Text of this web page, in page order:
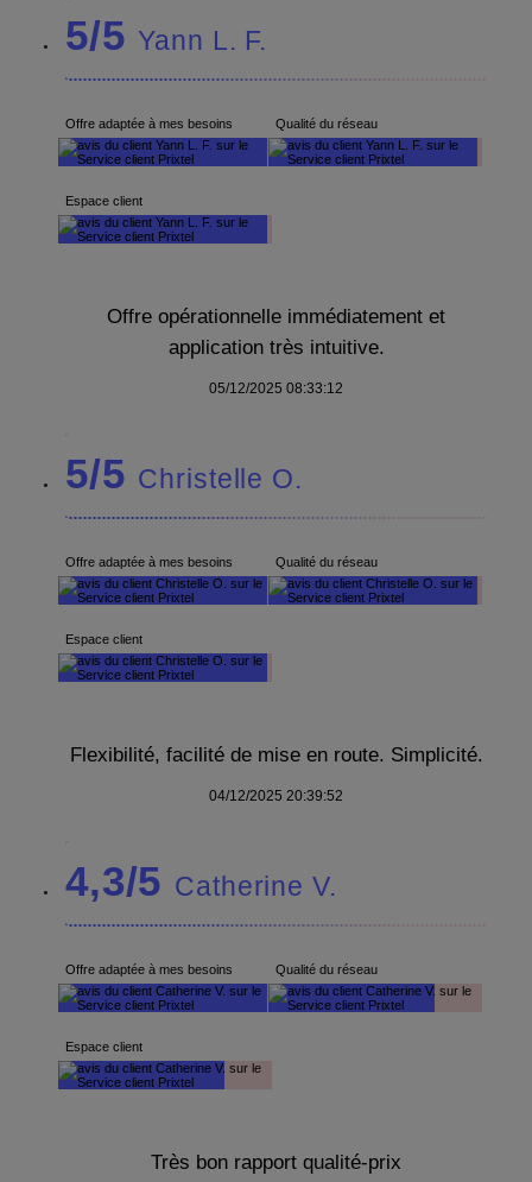
5/5 Yann L. F.
Offre adaptée à mes besoins Qualité du réseau
Espace client
Offre opérationnelle immédiatement et
application très intuitive.
05/12/2025 08:33:12
5/5 Christelle O.
Offre adaptée à mes besoins Qualité du réseau
Espace client
Flexibilité, facilité de mise en route. Simplicité.
04/12/2025 20:39:52
4,3/5 Catherine V.
Offre adaptée à mes besoins Qualité du réseau
Espace client
Très bon rapport qualité-prix